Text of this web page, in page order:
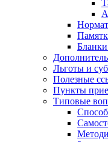
Льготы и
Полезные
Пункты
Типовые